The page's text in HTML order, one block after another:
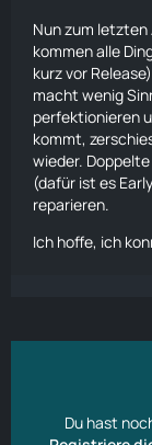
sein muss.
machen und
was davon.
Kochen:
Zur zeit
nicht immer
lassen, auch
Probleme
das gleiche
Katagorie was
konzentriert.
neue Items,
ganze nichts
das es
Nun zum letzten
kommen alle
kurz vor
macht wenig
perfektionieren
kommt,
wieder.
(dafür ist es
reparieren.
Ich hoffe, ich
Du hast